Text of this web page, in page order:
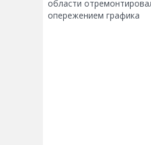
области
опережением графика